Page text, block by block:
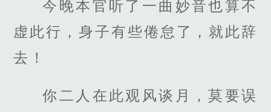
今晚本官听了一曲妙音也算不
虚此行，身子有些倦怠了，就此辞
去！
你二人在此观风谈月，莫要误